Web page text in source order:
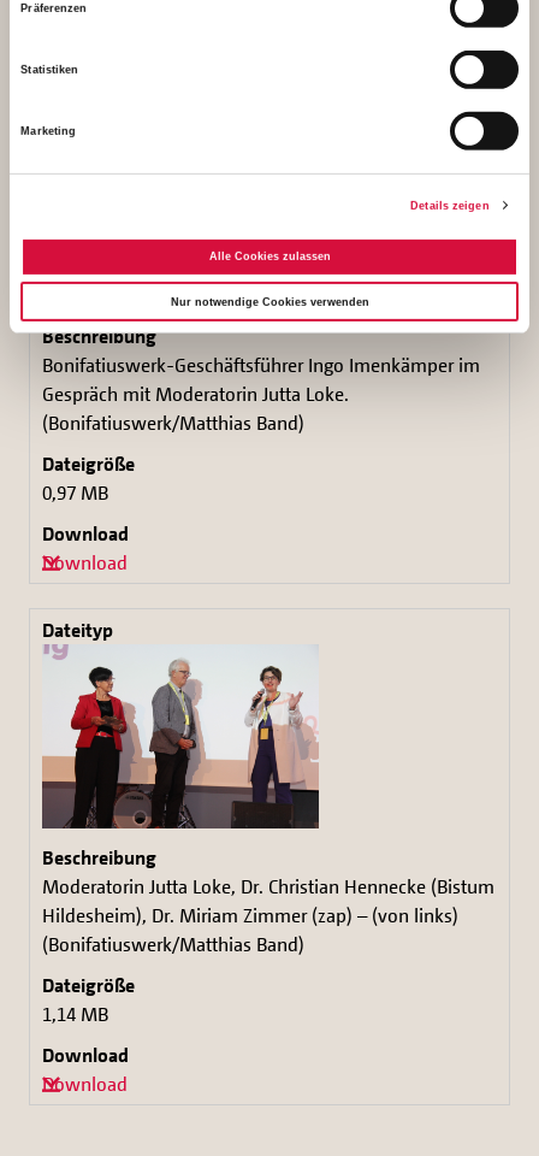
Präferenzen
Statistiken
Marketing
Details zeigen
Alle Cookies zulassen
Nur notwendige Cookies verwenden
Bonifatiuswerk-Geschäftsführer Ingo Imenkämper im
Gespräch mit Moderatorin Jutta Loke.
(Bonifatiuswerk/Matthias Band)
0,97 MB
Download
Moderatorin Jutta Loke, Dr. Christian Hennecke (Bistum
Hildesheim), Dr. Miriam Zimmer (zap) – (von links)
(Bonifatiuswerk/Matthias Band)
1,14 MB
Download